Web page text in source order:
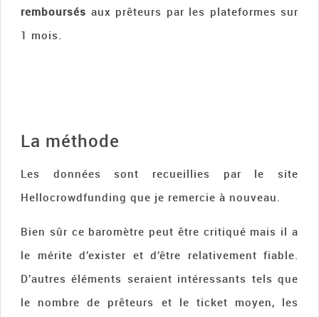
remboursés aux prêteurs par les plateformes sur
1 mois.
La méthode
Les données sont recueillies par le site
Hellocrowdfunding que je remercie à nouveau.
Bien sûr ce baromètre peut être critiqué mais il a
le mérite d’exister et d’être relativement fiable.
D’autres éléments seraient intéressants tels que
le nombre de prêteurs et le ticket moyen, les